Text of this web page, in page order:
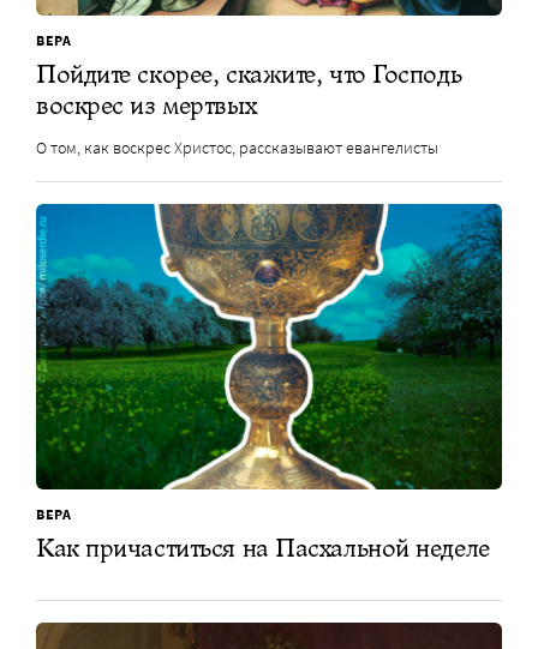
ВЕРА
Пойдите скорее, скажите, что Господь
воскрес из мертвых
О том, как воскрес Христос, рассказывают евангелисты
ВЕРА
Как причаститься на Пасхальной неделе